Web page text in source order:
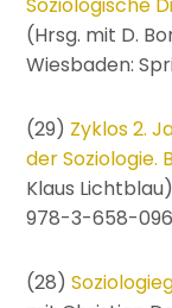
(Hrsg. mit D.
Wiesbaden:
(29) Zyklos 2.
der Soziologie.
Klaus
978-3-658-
(28)